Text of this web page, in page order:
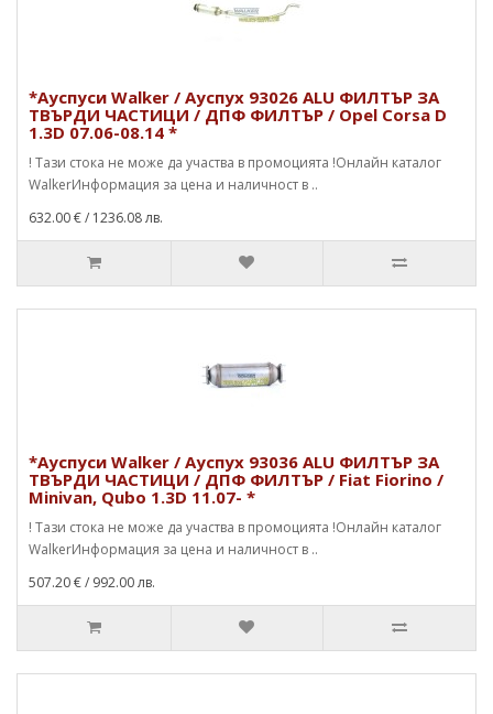
*Ауспуси Walker / Ауспух 93026 ALU ФИЛТЪР ЗА
ТВЪРДИ ЧАСТИЦИ / ДПФ ФИЛТЪР / Opel Corsa D
1.3D 07.06-08.14 *
! Тази стока не може да участва в промоцията !Онлайн каталог
WalkerИнформация за цена и наличност в ..
632.00 €/ 1236.08 лв.
*Ауспуси Walker / Ауспух 93036 ALU ФИЛТЪР ЗА
ТВЪРДИ ЧАСТИЦИ / ДПФ ФИЛТЪР / Fiat Fiorino /
Minivan, Qubo 1.3D 11.07- *
! Тази стока не може да участва в промоцията !Онлайн каталог
WalkerИнформация за цена и наличност в ..
507.20 €/ 992.00 лв.